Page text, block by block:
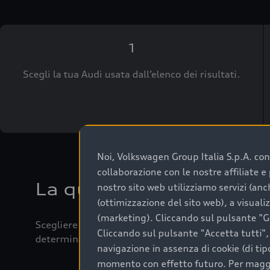
1
Scegli la tua Audi usata dall’elenco dei risultati.
La qualità di acquistare
Scegliere un’auto usata è una decisione che
determinanti come la garanzia inclusa e
Noi, Volkswagen Group Italia S.p.A.
collaborazione con le nostre affiliate
nostro sito web utilizziamo servizi
(ottimizzazione del sito web), a
(marketing). Cliccando sul pulsante
Cliccando sul pulsante "Accetta
navigazione in assenza di cookie (di
momento con effetto futuro. Per